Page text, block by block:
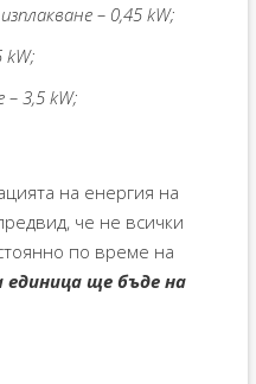
– 0,45 kW;
kW;
– 3,5 kW;
на енергия на
че не всички
по време на
ще бъде на